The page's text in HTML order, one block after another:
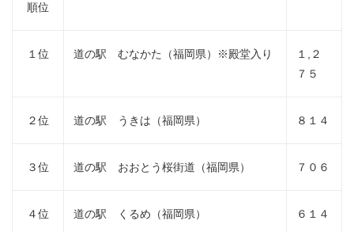
順位
１位 道の駅 むなかた（福岡県）※殿堂入り
１,２
７５
２位 道の駅 うきは（福岡県） ８１４
３位 道の駅 おおとう桜街道（福岡県） ７０６
４位 道の駅 くるめ（福岡県） ６１４